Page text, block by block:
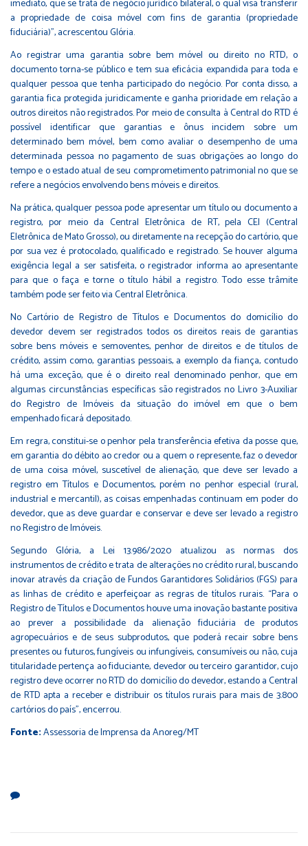
imediato, que se trata de negócio jurídico bilateral, o qual visa transferir
a propriedade de coisa móvel com fins de garantia (propriedade
fiduciária)”, acrescentou Glória.
Ao registrar uma garantia sobre bem móvel ou direito no RTD, o
documento torna-se público e tem sua eficácia expandida para toda e
qualquer pessoa que tenha participado do negócio. Por conta disso, a
garantia fica protegida juridicamente e ganha prioridade em relação a
outros direitos não registrados. Por meio de consulta à Central do RTD é
possível identificar que garantias e ônus incidem sobre um
determinado bem móvel, bem como avaliar o desempenho de uma
determinada pessoa no pagamento de suas obrigações ao longo do
tempo e o estado atual de seu comprometimento patrimonial no que se
refere a negócios envolvendo bens móveis e direitos.
Na prática, qualquer pessoa pode apresentar um título ou documento a
registro, por meio da Central Eletrônica de RT, pela CEI (Central
Eletrônica de Mato Grosso), ou diretamente na recepção do cartório, que
por sua vez é protocolado, qualificado e registrado. Se houver alguma
exigência legal a ser satisfeita, o registrador informa ao apresentante
para que o faça e torne o título hábil a registro. Todo esse trâmite
também pode ser feito via Central Eletrônica.
No Cartório de Registro de Títulos e Documentos do domicílio do
devedor devem ser registrados todos os direitos reais de garantias
sobre bens móveis e semoventes, penhor de direitos e de títulos de
crédito, assim como, garantias pessoais, a exemplo da fiança, contudo
há uma exceção, que é o direito real denominado penhor, que em
algumas circunstâncias específicas são registrados no Livro 3-Auxiliar
do Registro de Imóveis da situação do imóvel em que o bem
empenhado ficará depositado.
Em regra, constitui-se o penhor pela transferência efetiva da posse que,
em garantia do débito ao credor ou a quem o represente, faz o devedor
de uma coisa móvel, suscetível de alienação, que deve ser levado a
registro em Títulos e Documentos, porém no penhor especial (rural,
industrial e mercantil), as coisas empenhadas continuam em poder do
devedor, que as deve guardar e conservar e deve ser levado a registro
no Registro de Imóveis.
Segundo Glória, a Lei 13.986/2020 atualizou as normas dos
instrumentos de crédito e trata de alterações no crédito rural, buscando
inovar através da criação de Fundos Garantidores Solidários (FGS) para
as linhas de crédito e aperfeiçoar as regras de títulos rurais. “Para o
Registro de Títulos e Documentos houve uma inovação bastante positiva
ao prever a possibilidade da alienação fiduciária de produtos
agropecuários e de seus subprodutos, que poderá recair sobre bens
presentes ou futuros, fungíveis ou infungíveis, consumíveis ou não, cuja
titularidade pertença ao fiduciante, devedor ou terceiro garantidor, cujo
registro deve ocorrer no RTD do domicílio do devedor, estando a Central
de RTD apta a receber e distribuir os títulos rurais para mais de 3.800
cartórios do país”, encerrou.
Fonte:Assessoria de Imprensa da Anoreg/MT